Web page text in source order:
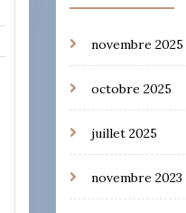
novembre 2025
octobre 2025
juillet 2025
novembre 2023